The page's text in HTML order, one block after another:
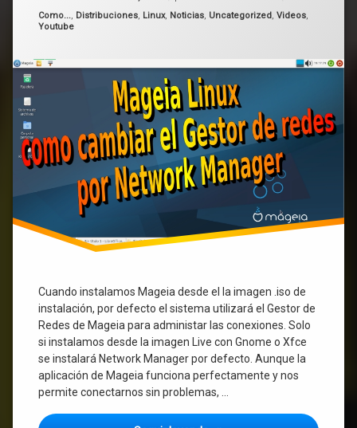
Categorías:
Como..., Distribuciones, Linux, Noticias, Uncategorized, Videos,
Youtube
Cuando instalamos Mageia desde el la imagen .iso de
instalación, por defecto el sistema utilizará el Gestor de
Redes de Mageia para administar las conexiones. Solo
si instalamos desde la imagen Live con Gnome o Xfce
se instalará Network Manager por defecto. Aunque la
aplicación de Mageia funciona perfectamente y nos
permite conectarnos sin problemas, …
tutoriales
de
redes
Manager